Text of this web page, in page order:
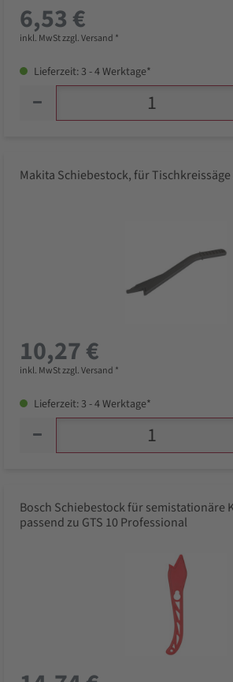
6,53 €
inkl. MwSt zzgl. Versand *
Lieferzeit: 3 - 4 Werktage*
Makita Schiebestock, für Tischkreissäge
10,27 €
inkl. MwSt zzgl. Versand *
Lieferzeit: 3 - 4 Werktage*
Bosch Schiebestock für semistationäre
passend zu GTS 10 Professional